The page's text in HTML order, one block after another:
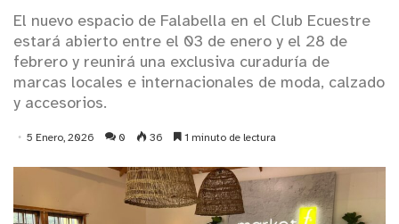
El nuevo espacio de Falabella en el Club Ecuestre
estará abierto entre el 03 de enero y el 28 de
febrero y reunirá una exclusiva curaduría de
marcas locales e internacionales de moda, calzado
y accesorios.
5 Enero, 2026 0 36 1 minuto de lectura